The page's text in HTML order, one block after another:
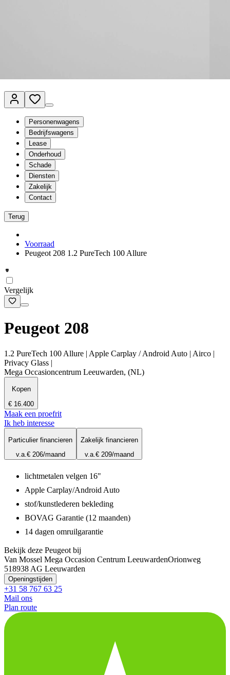
Personenwagens
Bedrijfswagens
Lease
Onderhoud
Schade
Diensten
Zakelijk
Contact
Terug
Voorraad
Peugeot 208 1.2 PureTech 100 Allure
Vergelijk
Peugeot 208
1.2 PureTech 100 Allure | Apple Carplay / Android Auto | Airco |
Privacy Glass |
Mega Occasioncentrum Leeuwarden, (NL)
Kopen
€ 16.400
Maak een proefrit
Ik heb interesse
Particulier financieren
v.a.€ 206/maand
Zakelijk financieren
v.a.€ 209/maand
lichtmetalen velgen 16"
Apple Carplay/Android Auto
stof/kunstlederen bekleding
BOVAG Garantie (12 maanden)
14 dagen omruilgarantie
Bekijk deze Peugeot bij
Van Mossel Mega Occasion Centrum LeeuwardenOrionweg
518938 AG Leeuwarden
Openingstijden
+31 58 767 63 25
Mail ons
Plan route